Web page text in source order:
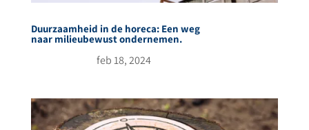
Duurzaamheid in de horeca: Een weg
naar milieubewust ondernemen.
feb 18, 2024